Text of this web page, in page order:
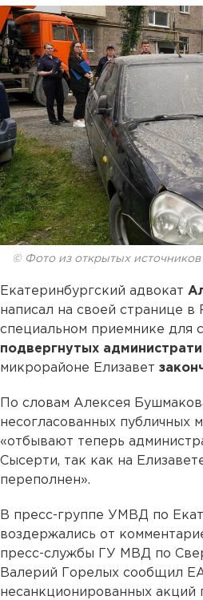
© Фото из открытых источников
Екатеринбургский адвокат
написал на своей странице в
специальном приемнике для
подвергнутых
микрорайоне Елизавет
По словам Алексея
несогласованных публичных
«отбывают теперь
Сысерти, так как на
переполнен».
В пресс-группе УМВД по
воздержались от
пресс-службы ГУ МВД по
Валерий Горелых сообщил
несанкционированных акций